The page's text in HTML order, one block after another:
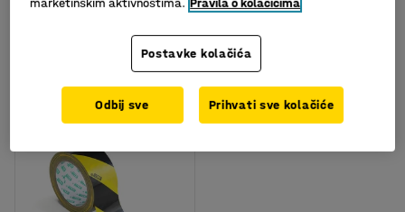
1 proizvoda
marketinškim aktivnostima. Pravila o kolačićima
Postavke kolačića
Odbij sve Prihvati sve kolačiće